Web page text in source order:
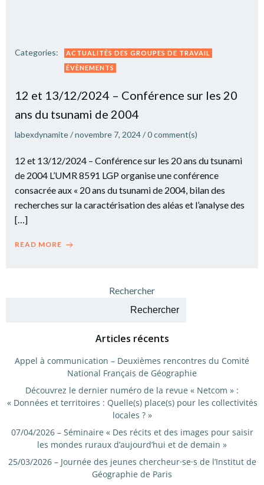
Categories:
ACTUALITÉS DES GROUPES DE TRAVAIL
ÉVÈNEMENTS
12 et 13/12/2024 – Conférence sur les 20
ans du tsunami de 2004
labexdynamite/novembre 7, 2024/0comment(s)
12 et 13/12/2024 – Conférence sur les 20 ans du tsunami
de 2004 L’UMR 8591 LGP organise une conférence
consacrée aux « 20 ans du tsunami de 2004, bilan des
recherches sur la caractérisation des aléas et l’analyse des
[…]
READ MORE
Rechercher
Rechercher
Articles récents
Appel à communication – Deuxièmes rencontres du Comité
National Français de Géographie
Découvrez le dernier numéro de la revue « Netcom » :
« Données et territoires : Quelle(s) place(s) pour les collectivités
locales ? »
07/04/2026 – Séminaire « Des récits et des images pour saisir
les mondes ruraux d’aujourd’hui et de demain »
25/03/2026 – Journée des jeunes chercheur·se·s de l’Institut de
Géographie de Paris